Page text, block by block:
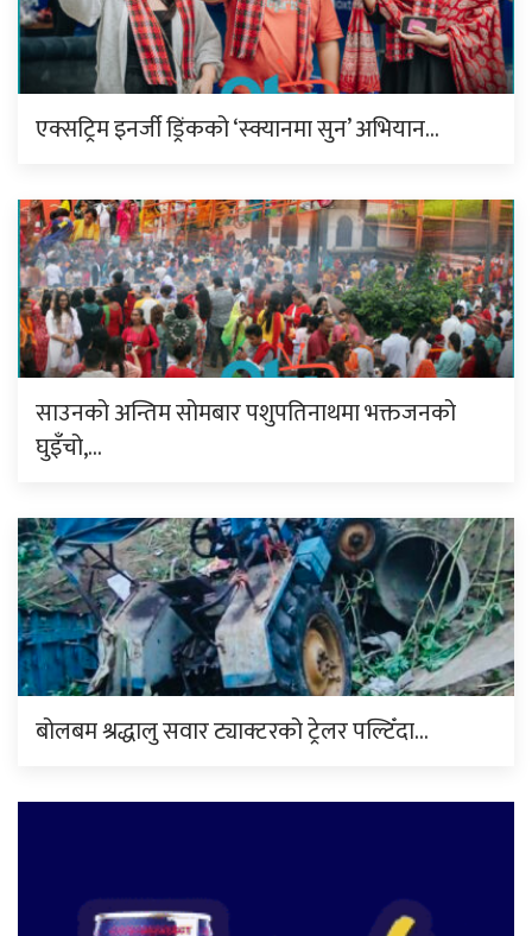
एक्सट्रिम इनर्जी ड्रिंकको ‘स्क्यानमा सुन’ अभियान…
साउनको अन्तिम सोमबार पशुपतिनाथमा भक्तजनको
घुइँचो,…
बोलबम श्रद्धालु सवार ट्याक्टरको ट्रेलर पल्टिँदा…